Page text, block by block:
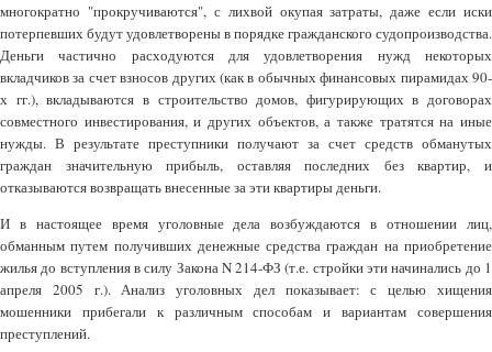
многократно "прокручиваются", с лихвой окупая затраты, даже если иски
потерпевших будут удовлетворены в порядке гражданского судопроизводства.
Деньги частично расходуются для удовлетворения нужд некоторых
вкладчиков за счет взносов других (как в обычных финансовых пирамидах 90-
х гг.), вкладываются в строительство домов, фигурирующих в договорах
совместного инвестирования, и других объектов, а также тратятся на иные
нужды. В результате преступники получают за счет средств обманутых
граждан значительную прибыль, оставляя последних без квартир, и
отказываются возвращать внесенные за эти квартиры деньги.
И в настоящее время уголовные дела возбуждаются в отношении лиц,
обманным путем получивших денежные средства граждан на приобретение
жилья до вступления в силу Закона N 214-ФЗ (т.е. стройки эти начинались до 1
апреля 2005 г.). Анализ уголовных дел показывает: с целью хищения
мошенники прибегали к различным способам и вариантам совершения
преступлений.